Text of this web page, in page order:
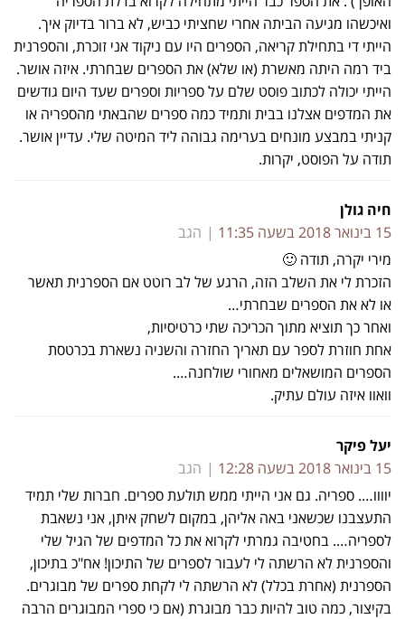
ואיכשהו מגיעה הביתה אחרי שחציתי כביש, לא ברור בדיוק איך.
הייתי די בתחילת קריאה, הספרים היו עם ניקוד אני זוכרת, והספרנית
ביד רמה היתה מאשרת (או שלא) את הספרים שבחרתי. איזה אושר.
הייתי יכולה לכתוב פוסט שלם על ספריות וספרים שעד היום גודשים
את המדפים אצלנו בבית ותמיד כמה ספרים שהבאתי מהספריה או
קניתי במבצע מונחים בערימה גבוהה ליד המיטה שלי. עדיין אושר.
תודה על הפוסט, יקרות.
חיה גולן
15 בינואר 2018 בשעה 11:35
הגב
מירי יקרה, תודה 🙂
הזכרת לי את השלב הזה, הרגע של לב רוטט אם הספרנית תאשר
או לא את הספרים שבחרתי…
ואחר כך תוציא מתוך הכריכה שתי כרטיסיות,
אחת חוזרת לספר עם תאריך החזרה והשניה נשארת בכרטסת
הספרים המושאלים מאחורי שולחנה….
וואוו איזה עולם עתיק.
יעל פיקר
15 בינואר 2018 בשעה 12:28
הגב
יוווו…. ספריה. גם אני הייתי ממש תולעת ספרים. חברות שלי תמיד
התעצבנו שכשאני באה אליהן, במקום לשחק איתן, אני נשאבת
לספריה…. בחטיבה גמרתי לקרוא את כל המדפים של הגיל שלי
והספרנית לא הרשתה לי לעבור לספרים של התיכון! אח"כ בתיכון,
הספרנית (אחרת בכלל) לא הרשתה לי לקחת ספרים של מבוגרים.
בקיצור, כמה טוב להיות כבר מבוגרת (אם כי ספרי המבוגרים הרבה